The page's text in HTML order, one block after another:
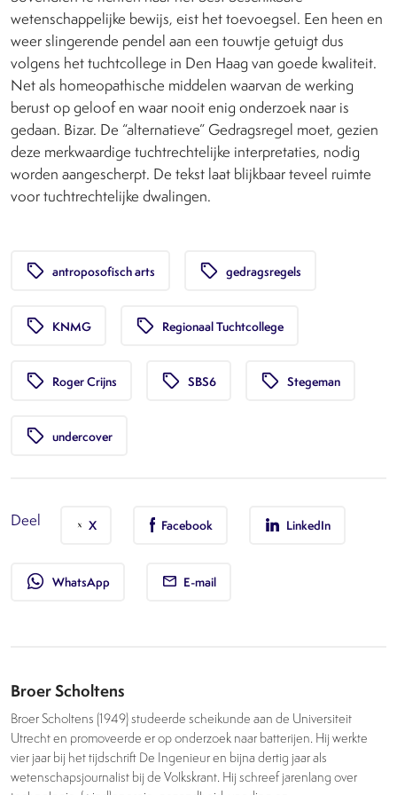
wetenschappelijke bewijs, eist het toevoegsel. Een heen en
weer slingerende pendel aan een touwtje getuigt dus
volgens het tuchtcollege in Den Haag van goede kwaliteit.
Net als homeopathische middelen waarvan de werking
berust op geloof en waar nooit enig onderzoek naar is
gedaan. Bizar. De “alternatieve” Gedragsregel moet, gezien
deze merkwaardige tuchtrechtelijke interpretaties, nodig
worden aangescherpt. De tekst laat blijkbaar teveel ruimte
voor tuchtrechtelijke dwalingen.
local_offer antroposofisch arts local_offer gedragsregels
local_offer KNMG local_offer Regionaal Tuchtcollege
local_offer Roger Crijns local_offer SBS6 local_offer Stegeman
local_offer undercover
Deel X Facebook LinkedIn
whatsapp WhatsApp E-mail
Broer Scholtens
Broer Scholtens (1949) studeerde scheikunde aan de Universiteit
Utrecht en promoveerde er op onderzoek naar batterijen. Hij werkte
vier jaar bij het tijdschrift De Ingenieur en bijna dertig jaar als
wetenschapsjournalist bij de Volkskrant. Hij schreef jarenlang over